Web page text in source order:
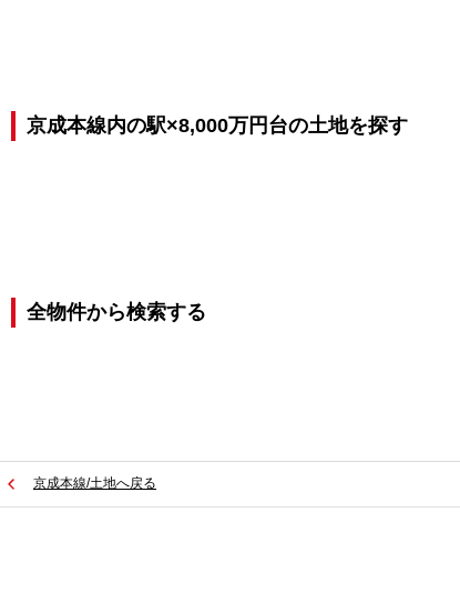
京成本線内の駅×8,000万円台の土地を探す
全物件から検索する
京成本線/土地へ戻る